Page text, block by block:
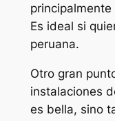
Es ideal si
peruana.
Otro gran
instalaciones
es bella, sino